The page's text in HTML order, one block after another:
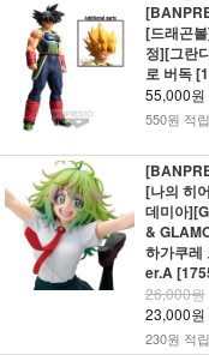
[드래곤
정][그란
로 버독
55,000원
550원 적립
[나의 히
데미아
&
하가쿠레
er.A
26,000원
23,000원
230원 적립